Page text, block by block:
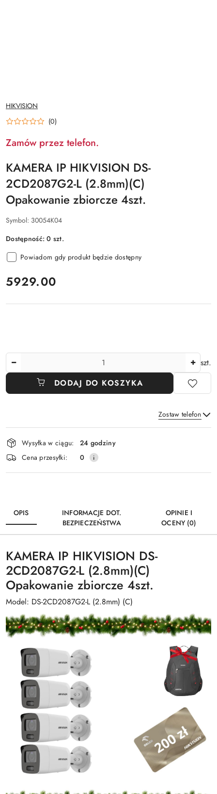
NAZWA
PRODUCENTA:
HIKVISION
(0)
Zamów przez telefon.
KAMERA IP HIKVISION DS-
2CD2087G2-L (2.8mm)(C)
Opakowanie zbiorcze 4szt.
Symbol: 30054K04
Dostępność:0 szt.
Powiadom gdy produkt będzie dostępny
cena:
5929.00
szt.
DODAJ DO KOSZYKA
Zostaw telefon
Wyślij
Dostępność
i
dostawa
Wysyłka w ciągu:
24 godziny
Cena przesyłki:
0
OPIS
INFORMACJE DOT.
BEZPIECZEŃSTWA
OPINIE I
OCENY (0)
KAMERA IP HIKVISION DS-
2CD2087G2-L (2.8mm)(C)
Opakowanie zbiorcze 4szt.
Model: DS-2CD2087G2-L (2.8mm) (C)